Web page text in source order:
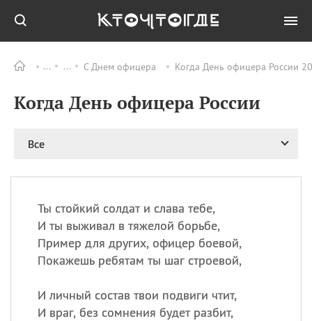
С Днем офицера Когда День офицера России
Когда День офицера России
Все
Ты стойкий солдат и слава тебе,
И ты выживал в тяжелой борьбе,
Пример для других, офицер боевой,
Покажешь ребятам ты шаг строевой,
И личный состав твои подвиги чтит,
И враг, без сомнения будет разбит,
ПРАЗДНИКИ Все
08.08 День «Счастье
случается» (Happiness
День мира в Аугсбурге
великомученика
Пантелеймона –
покровителя всех
врачей и целителя
больных
Lovers Day)